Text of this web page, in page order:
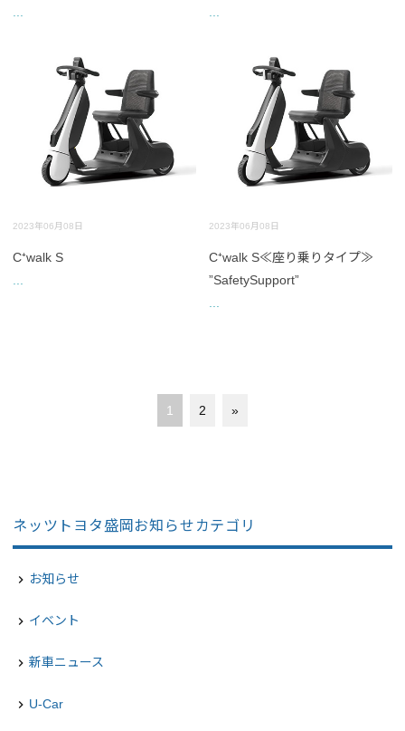
2023年06月08日
C⁺walk S
2023年06月08日
C⁺walk S≪座り乗りタイプ≫
”SafetySupport”
1 2 »
ネッツトヨタ盛岡お知らせカテゴリ
navigate_next お知らせ
navigate_next イベント
navigate_next 新車ニュース
navigate_next U-Car